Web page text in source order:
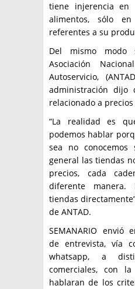
tiene injerencia en
alimentos, sólo en
referentes a su
Del mismo
Asociación
Autoservicio,
administración dijo
relacionado a
“La realidad es
podemos hablar
sea no
general las tiendas
precios, cada
diferente manera.
tiendas
de ANTAD.
SEMANARIO envió
de entrevista, vía
whatsapp, a
comerciales, con
hablaran de los